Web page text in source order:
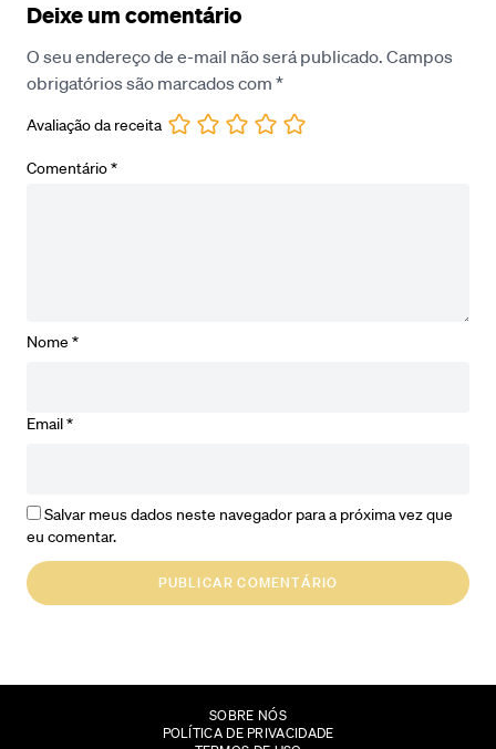
Deixe um comentário
O seu endereço de e-mail não será publicado. Campos
obrigatórios são marcados com *
Avaliação da receita
Comentário*
Nome *
Email*
Salvar meus dados neste navegador para a próxima vez que
eu comentar.
SOBRE NÓS
POLÍTICA DE PRIVACIDADE